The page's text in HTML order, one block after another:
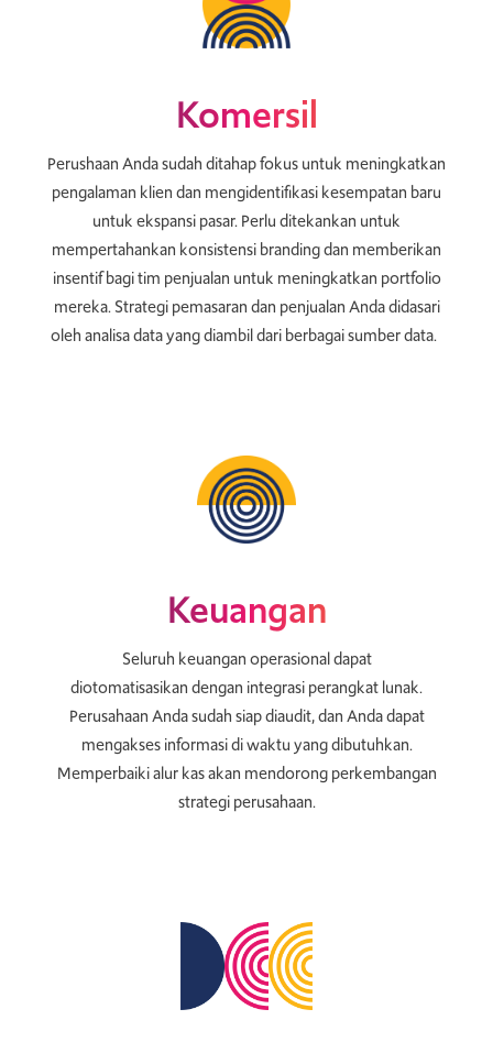
Komersil
Perushaan Anda sudah ditahap fokus untuk meningkatkan
pengalaman klien dan mengidentifikasi kesempatan baru
untuk ekspansi pasar. Perlu ditekankan untuk
mempertahankan konsistensi branding dan memberikan
insentif bagi tim penjualan untuk meningkatkan portfolio
mereka. Strategi pemasaran dan penjualan Anda didasari
oleh analisa data yang diambil dari berbagai sumber data.
Keuangan
Seluruh keuangan operasional dapat
diotomatisasikan dengan integrasi perangkat lunak.
Perusahaan Anda sudah siap diaudit, dan Anda dapat
mengakses informasi di waktu yang dibutuhkan.
Memperbaiki alur kas akan mendorong perkembangan
strategi perusahaan.